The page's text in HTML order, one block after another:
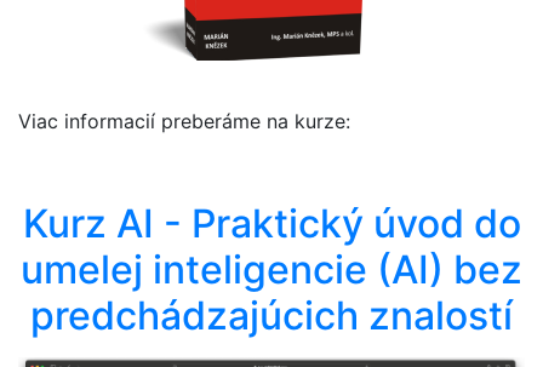
Viac informacií preberáme na kurze:
Kurz AI - Praktický úvod do
umelej inteligencie (AI) bez
predchádzajúcich znalostí